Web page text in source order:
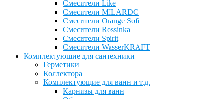
Смесители Like
Смесители MILARDO
Смесители Orange Sofi
Смесители Rossinka
Смесители Spirit
Смесители WasserKRAFT
Комплектующие для сантехники
Герметики
Коллектора
Комплектующие для ванн и т.д.
Карнизы для ванн